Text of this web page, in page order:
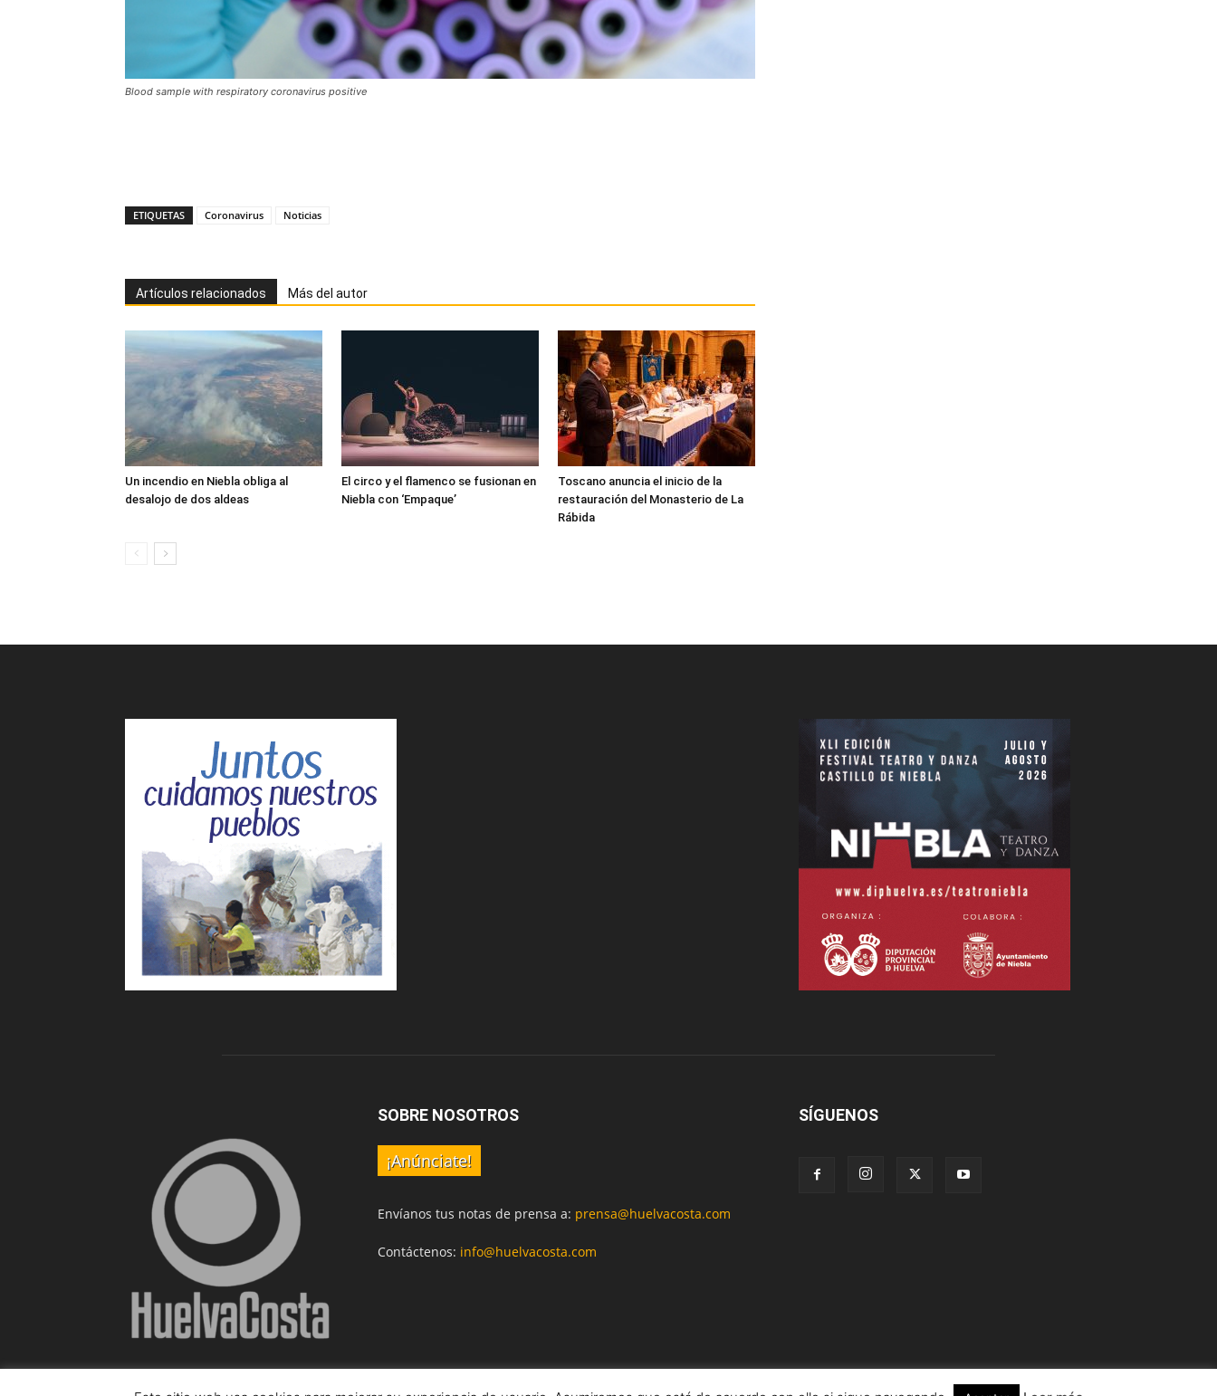
Blood sample with respiratory coronavirus positive
ETIQUETAS Coronavirus Noticias
Artículos relacionados Más del autor
Un incendio en Niebla obliga al
desalojo de dos aldeas
El circo y el flamenco se fusionan en
Niebla con ‘Empaque’
Toscano anuncia el inicio de la
restauración del Monasterio de La
Rábida
SOBRE NOSOTROS
¡Anúnciate!
Envíanos tus notas de prensa a: prensa@huelvacosta.com
Contáctenos: info@huelvacosta.com
SÍGUENOS